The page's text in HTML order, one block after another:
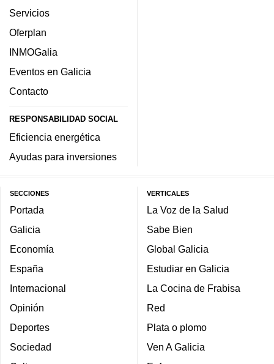
Servicios
Oferplan
INMOGalia
Eventos en Galicia
Contacto
RESPONSABILIDAD SOCIAL
Eficiencia energética
Ayudas para inversiones
SECCIONES
Portada
Galicia
Economía
España
Internacional
Opinión
Deportes
Sociedad
VERTICALES
La Voz de la Salud
Sabe Bien
Global Galicia
Estudiar en Galicia
La Cocina de Frabisa
Red
Plata o plomo
Ven A Galicia